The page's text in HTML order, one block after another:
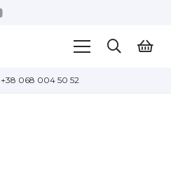
+38 068 004 50 52